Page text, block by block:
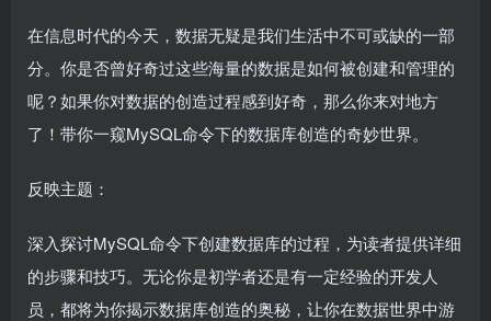
在信息时代的今天，数据无疑是我们生活中不可或缺的一部
分。你是否曾好奇过这些海量的数据是如何被创建和管理的
呢？如果你对数据的创造过程感到好奇，那么你来对地方
了！带你一窥MySQL命令下的数据库创造的奇妙世界。
反映主题：
深入探讨MySQL命令下创建数据库的过程，为读者提供详细
的步骤和技巧。无论你是初学者还是有一定经验的开发人
员，都将为你揭示数据库创造的奥秘，让你在数据世界中游